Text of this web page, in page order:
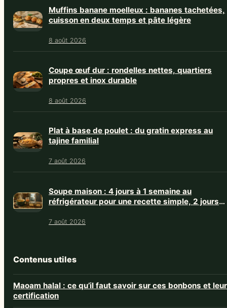
Muffins banane moelleux : bananes tachetées,
cuisson en deux temps et pâte légère
8 août 2026
Coupe œuf dur : rondelles nettes, quartiers
propres et inox durable
8 août 2026
Plat à base de poulet : du gratin express au
tajine familial
7 août 2026
Soupe maison : 4 jours à 1 semaine au
réfrigérateur pour une recette simple, 2 jours
7 août 2026
Contenus utiles
Maoam halal : ce qu’il faut savoir sur ces bonbons et leur
certification